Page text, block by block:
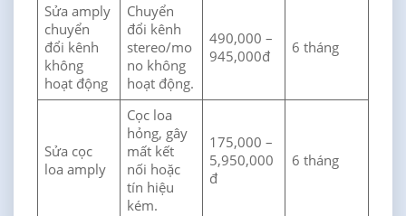
Sửa amply
chuyển
đổi kênh
không
hoạt động
Chuyển
đổi kênh
stereo/mo
no không
hoạt động.
490,000 –
945,000đ
6 tháng
Sửa cọc
loa amply
Cọc loa
hỏng, gây
mất kết
nối hoặc
tín hiệu
kém.
175,000 –
5,950,000
đ
6 tháng